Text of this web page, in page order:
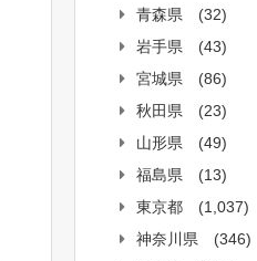
青森県
(32)
岩手県
(43)
宮城県
(86)
秋田県
(23)
山形県
(49)
福島県
(13)
東京都
(1,037)
神奈川県
(346)